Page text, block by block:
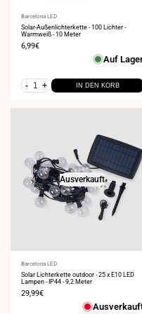
Anbieter:
Barcelona LED
Solar-Außenlichterkette - 100 Lichter -
Warmweiß - 10 Meter
Verkaufspreis
6,99€
Auf
- + IN DEN KORB
Ausverkauft
Anbieter:
Barcelona LED
Solar Lichterkette outdoor - 25 x E10 LED
Lampen - IP44 - 9,2 Meter
Verkaufspreis
29,99€